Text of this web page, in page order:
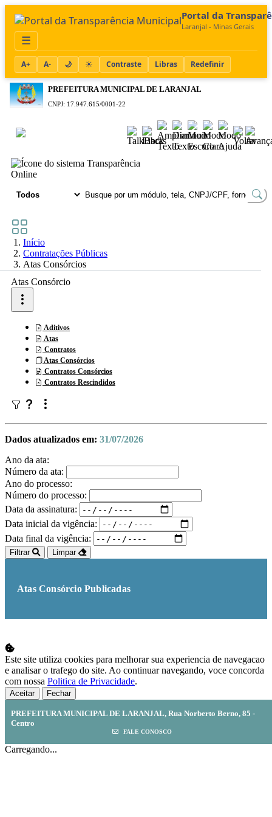
Portal da
Laranjal - Minas Gerais
☰
A+ A- 🌙 ☀️ Contraste Libras Redefinir
PREFEITURA MUNICIPAL DE LARANJAL
CNPJ: 17.947.615/0001-22
Início
Contratações Públicas
Atas Consórcios
Atas Consórcio
Aditivos
Atas
Contratos
Atas Consórcios
Contratos Consórcios
Contratos Rescindidos
Dados atualizados em: 31/07/2026
Ano da ata:
Número da ata:
Ano do processo:
Número do processo:
Data da assinatura:
Data inicial da vigência:
Data final da vigência:
Filtrar Limpar
Atas Consórcio Publicadas
Este site utiliza cookies para melhorar sua experiencia de navegacao
e analisar o trafego do site. Ao continuar navegando, voce concorda
com nossa Politica de Privacidade.
Aceitar Fechar
PREFEITURA MUNICIPAL DE LARANJAL, Rua Norberto Berno, 85 -
Centro
FALE CONOSCO
Carregando...